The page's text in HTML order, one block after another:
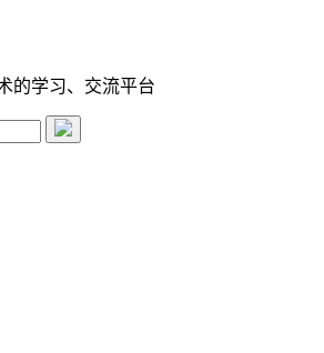
的学习、交流平台